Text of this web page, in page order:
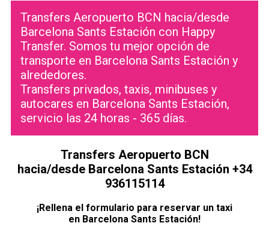
Transfers Aeropuerto BCN hacia/desde
Barcelona Sants Estación con Happy
Transfer. Somos tu mejor opción de
transporte en Barcelona Sants Estación y
alrededores.
Transfers privados, taxis, minibuses y
autocares en Barcelona Sants Estación,
servicio las 24 horas - 365 días.
Transfers Aeropuerto BCN
hacia/desde Barcelona Sants Estación +34
936115114
¡Rellena el formulario para reservar un taxi
en Barcelona Sants Estación!